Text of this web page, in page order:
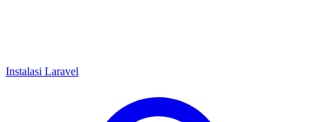
Instalasi Laravel